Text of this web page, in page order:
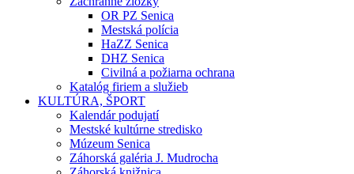
OR PZ Senica
Mestská polícia
HaZZ Senica
DHZ Senica
Civilná a požiarna ochrana
Katalóg firiem a služieb
KULTÚRA, ŠPORT
Kalendár podujatí
Mestské kultúrne stredisko
Múzeum Senica
Záhorská galéria J. Mudrocha